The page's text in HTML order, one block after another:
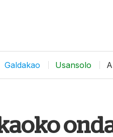
Galdakao Usansolo